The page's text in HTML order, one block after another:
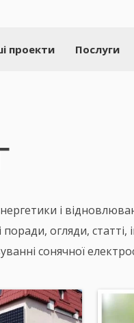
проекти Послуги
і
огляди, статті,
сонячної